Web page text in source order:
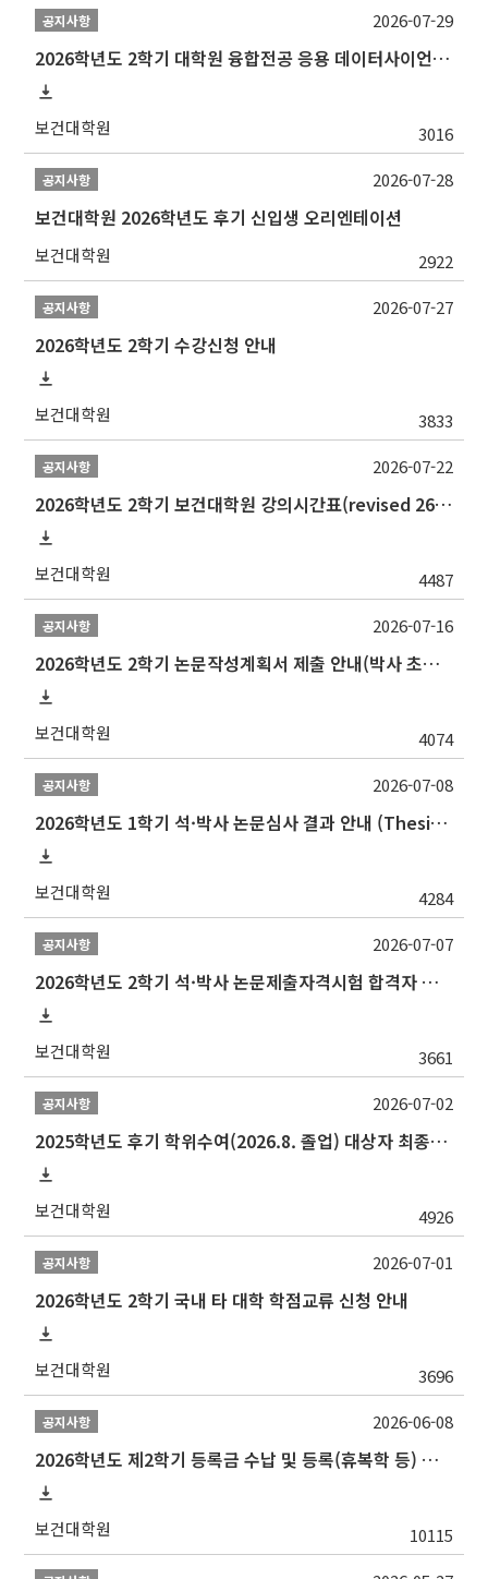
공지사항
2026학년도 2학기 대학원 융합전공 응용 데이터사이언스 선발 계획 알림
보건대학원 3016
2026-07-29
공지사항
보건대학원 2026학년도 후기 신입생 오리엔테이션
보건대학원 2922
2026-07-28
공지사항
2026학년도 2학기 수강신청 안내
보건대학원 3833
2026-07-27
공지사항
2026학년도 2학기 보건대학원 강의시간표(revised 260803)(2026 2nd SEMESTER SNU GSPH TIMETABLE)
보건대학원 4487
2026-07-22
공지사항
2026학년도 2학기 논문작성계획서 제출 안내(박사 초심 일정 포함)_Thesis Proposal
보건대학원 4074
2026-07-16
공지사항
2026학년도 1학기 석·박사 논문심사 결과 안내 (Thesis Defense Result)
보건대학원 4284
2026-07-08
공지사항
2026학년도 2학기 석·박사 논문제출자격시험 합격자 공고(TSQ Exam Result)
보건대학원 3661
2026-07-07
공지사항
2025학년도 후기 학위수여(2026.8. 졸업) 대상자 최종인준 논문 제출 안내
보건대학원 4926
2026-07-02
공지사항
2026학년도 2학기 국내 타 대학 학점교류 신청 안내
보건대학원 3696
2026-07-01
공지사항
2026학년도 제2학기 등록금 수납 및 등록(휴복학 등) 일정 안내
보건대학원 10115
2026-06-08